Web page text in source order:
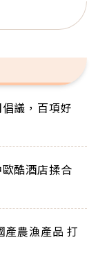
議，百項好
酷酒店揉合
產農漁產品 打